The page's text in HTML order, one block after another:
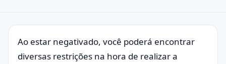
Imóvel
Legal
Ao estar negativado, você poderá encontrar
diversas restrições na hora de realizar a